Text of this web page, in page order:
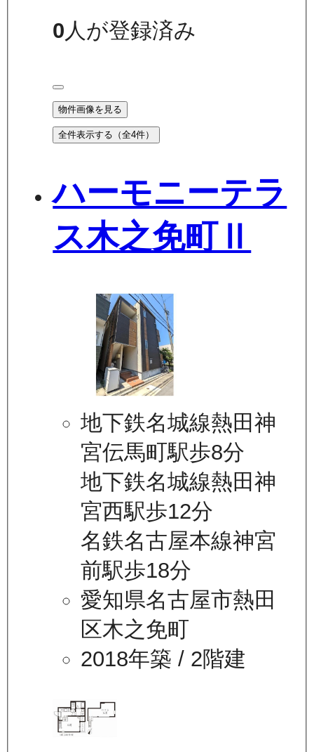
0人が登録済み
物件画像を見る
全件表示する（全4件）
ハーモニーテラ
ス木之免町Ⅱ
地下鉄名城線熱田神
宮伝馬町駅歩8分
地下鉄名城線熱田神
宮西駅歩12分
名鉄名古屋本線神宮
前駅歩18分
愛知県名古屋市熱田
区木之免町
2018年築 / 2階建